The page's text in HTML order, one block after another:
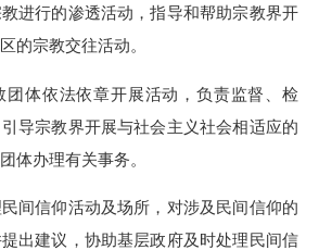
进行的渗透活动，指导和帮助宗教界开
的宗教交往活动。
体依法依章开展活动，负责监督、检
导宗教界开展与社会主义社会相适应的
体办理有关事务。
信仰活动及场所，对涉及民间信仰的
出建议，协助基层政府及时处理民间信